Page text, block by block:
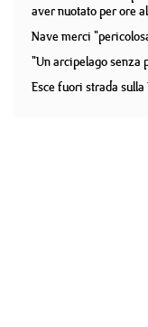
aver nuotato per ore
Nave merci
"Un arcipelago senza
Esce fuori strada sulla